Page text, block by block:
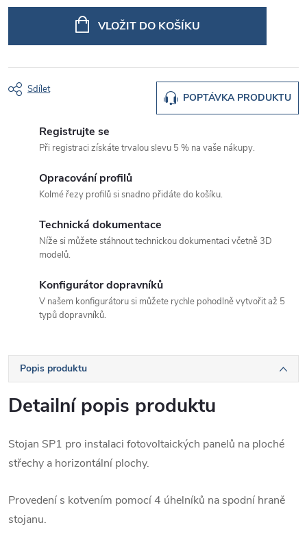
VLOŽIT DO KOŠÍKU
POPTÁVKA PRODUKTU
Sdílet
Registrujte se
Při registraci získáte trvalou slevu 5 % na vaše nákupy.
Opracování profilů
Kolmé řezy profilů si snadno přidáte do košíku.
Technická dokumentace
Níže si můžete stáhnout technickou dokumentaci včetně 3D
modelů.
Konfigurátor dopravníků
V našem konfigurátoru si můžete rychle pohodlně vytvořit až 5
typů dopravníků.
Popis produktu
Detailní popis produktu
Stojan SP1 pro instalaci fotovoltaických panelů na ploché
střechy a horizontální plochy.
Provedení s kotvením pomocí 4 úhelníků na spodní hraně
stojanu.